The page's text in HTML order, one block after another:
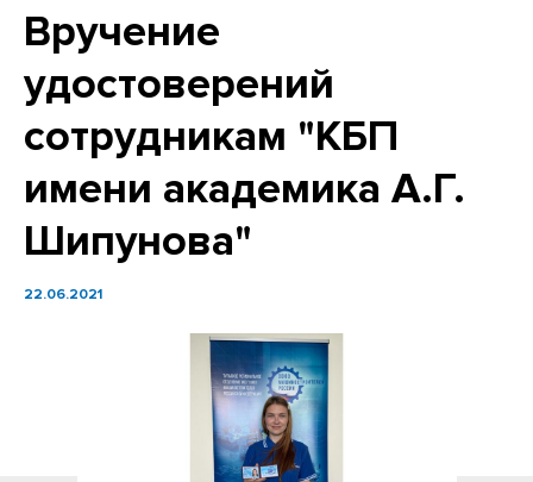
Вручение
удостоверений
сотрудникам "КБП
имени академика А.Г.
Шипунова"
22.06.2021